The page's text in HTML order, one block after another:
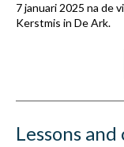
7 januari 2025 na de
Kerstmis in De Ark.
Lessons